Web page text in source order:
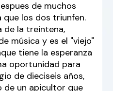
de muchos
que los dos triunfen.
de la treintena,
música y es el "viejo"
tiene la esperanza
oportunidad para
de dieciseis años,
de un apicultor que